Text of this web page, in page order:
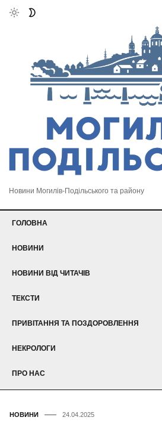
Новини Могилів-Подільського та району
ГОЛОВНА
НОВИНИ
НОВИНИ ВІД ЧИТАЧІВ
ТЕКСТИ
ПРИВІТАННЯ ТА ПОЗДОРОВЛЕННЯ
НЕКРОЛОГИ
ПРО НАС
НОВИНИ 24.04.2025